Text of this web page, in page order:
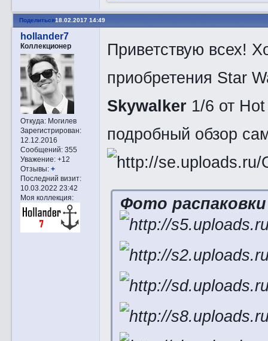
Поделиться18.02.2017 14:49
hollander7
Коллекционер
Откуда:Могилев
Зарегистрирован:
12.12.2016
Сообщений:355
Уважение: +12
Отзывы: +
Последний визит:
10.03.2022 23:42
Моя коллекция:
Приветствую всех!
приобретения Star
Skywalker 1/6 от
подробный обзор
Фото распаковки